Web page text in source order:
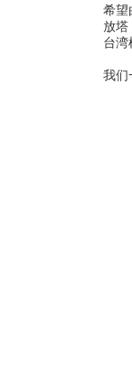
希望
放塔
台湾
我们